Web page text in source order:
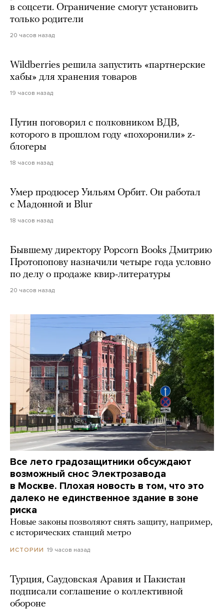
в соцсети. Ограничение смогут установить
только родители
20 часов назад
Wildberries решила запустить «партнерские
хабы» для хранения товаров
19 часов назад
Путин поговорил с полковником ВДВ,
которого в прошлом году «похоронили» z-
блогеры
18 часов назад
Умер продюсер Уильям Орбит. Он работал
с Мадонной и Blur
18 часов назад
Бывшему директору Popcorn Books Дмитрию
Протопопову назначили четыре года условно
по делу о продаже квир-литературы
20 часов назад
Все лето градозащитники обсуждают
возможный снос Электрозавода
в Москве. Плохая новость в том, что это
далеко не единственное здание в зоне
риска
Новые законы позволяют снять защиту, например,
с исторических станций метро
ИСТОРИИ 19 часов назад
Турция, Саудовская Аравия и Пакистан
подписали соглашение о коллективной
обороне